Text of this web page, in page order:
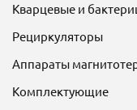
Кварцевые и
Рециркуляторы
Аппараты
Комплектующие